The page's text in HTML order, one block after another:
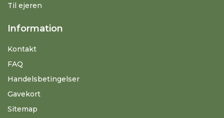
Til ejeren
Information
Kontakt
FAQ
Handelsbetingelser
Gavekort
Sitemap